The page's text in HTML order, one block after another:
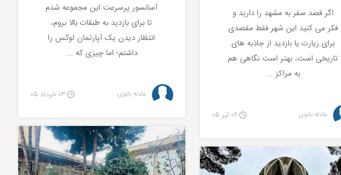
اگر قصد سفر به مشهد را دارید و
فکر می کنید این شهر فقط مقصدی
برای زیارت یا بازدید از جاذبه های
تاریخی است، بهتر است نگاهی هم
به مراکز ...
عادله بانوی ۰۶ تیر ۰۵
آسانسور پرسرعت این مجموعه شدم
تا برای بازدید به طبقات بالا بروم،
انتظار دیدن یک آپارتمان لوکس را
داشتم؛ اما چیزی که ...
عادله بانوی ۱۳ خرداد ۰۵